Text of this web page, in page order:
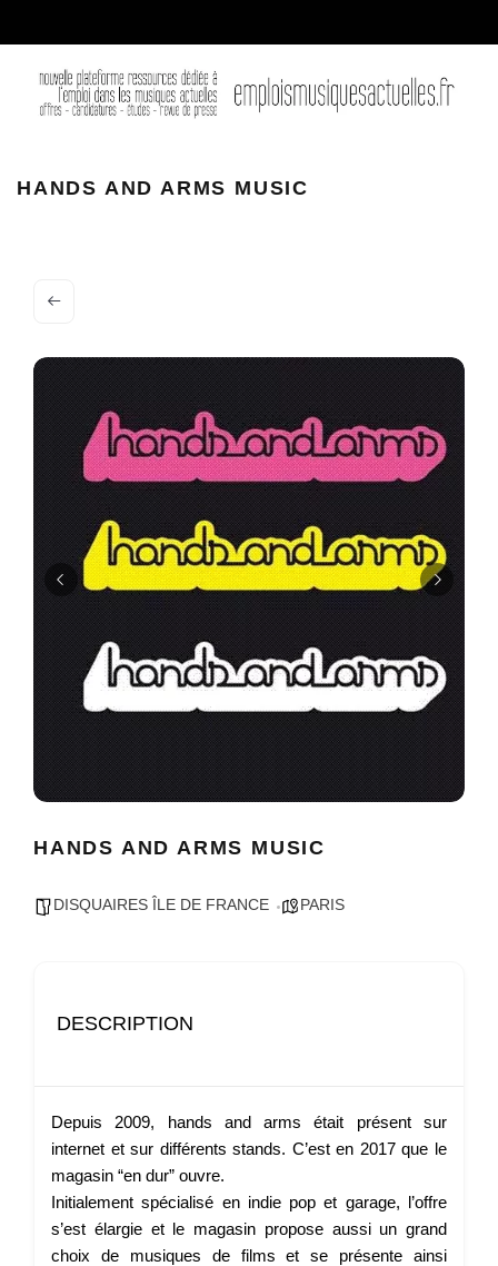
HANDS AND ARMS MUSIC
HANDS AND ARMS MUSIC
DISQUAIRES ÎLE DE FRANCE PARIS
DESCRIPTION
Depuis 2009, hands and arms était présent sur
internet et sur différents stands. C’est en 2017 que le
magasin “en dur” ouvre.
Initialement spécialisé en indie pop et garage, l’offre
s’est élargie et le magasin propose aussi un grand
choix de musiques de films et se présente ainsi